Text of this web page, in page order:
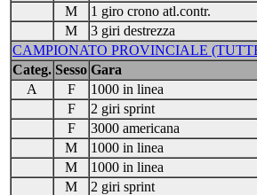
M
1 giro crono atl.contr.
M
3 giri destrezza
CAMPIONATO PROVINCIALE
Categ. Sesso Gara
A
F 1000 in linea
F
2 giri sprint
F
3000 americana
M
1000 in linea
M
1000 in linea
M
2 giri sprint